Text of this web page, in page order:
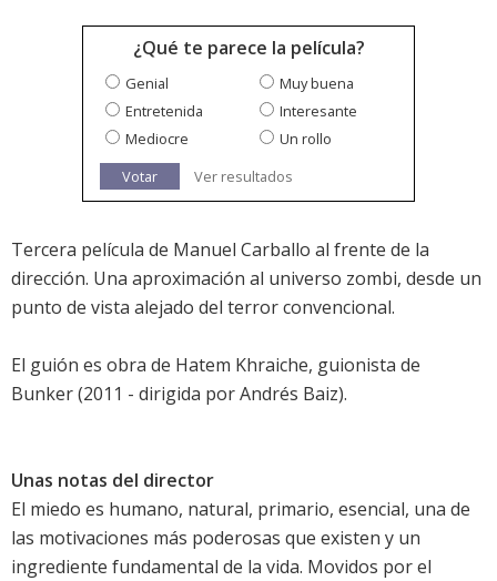
¿Qué te parece la película?
Genial
Muy buena
Entretenida
Interesante
Mediocre
Un rollo
Votar
Ver resultados
Tercera película de Manuel Carballo al frente de la
dirección. Una aproximación al universo zombi, desde un
punto de vista alejado del terror convencional.
El guión es obra de Hatem Khraiche, guionista de
Bunker (2011 - dirigida por Andrés Baiz).
Unas notas del director
El miedo es humano, natural, primario, esencial, una de
las motivaciones más poderosas que existen y un
ingrediente fundamental de la vida. Movidos por el